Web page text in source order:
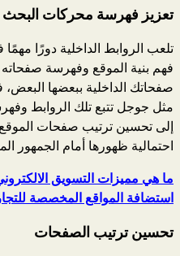
تعزيز فهرسة محركات البحث
تلعب الروابط الداخلية دورًا
فهم بنية الموقع وفهرسة
صفحاتك الداخلية ببعضها
مثل جوجل تتبع تلك الروابط
إلى تحسين ترتيب صفحات الموقع
احتمالية ظهورها أمام الجمهور
ما هي مميزات التسويق
استضافة المواقع المخصصة
تحسين ترتيب الصفحات